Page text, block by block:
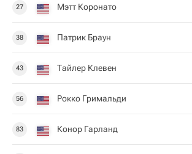
27 Мэтт Коронато
38 Патрик Браун
43 Тайлер Клевен
56 Рокко Гримальди
83 Конор Гарланд